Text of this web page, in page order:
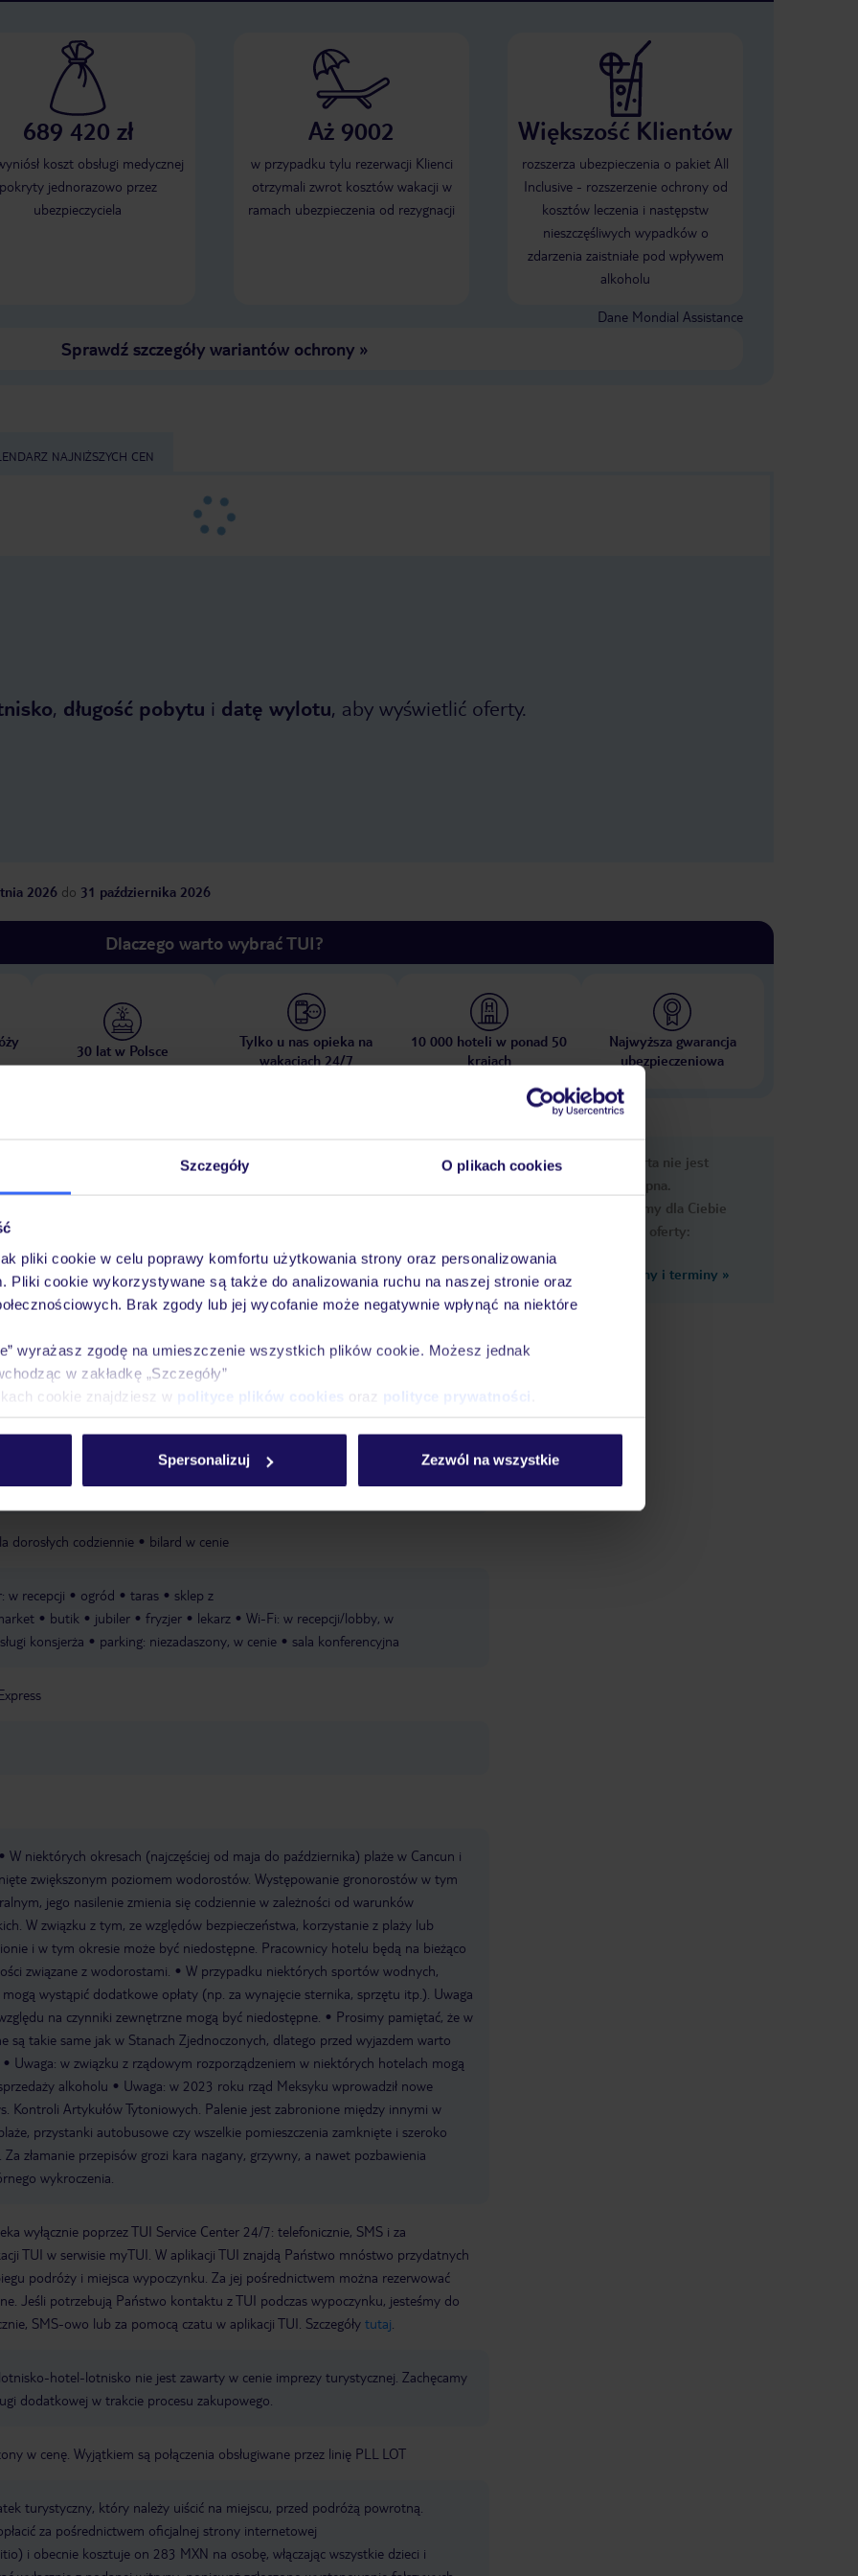
Szczegóły O plikach cookies
pliki cookie w celu poprawy komfortu użytkowania strony oraz personalizowania
Pliki cookie wykorzystywane są także do analizowania ruchu na naszej stronie oraz
Brak zgody lub jej wycofanie może negatywnie wpłynąć na niektóre
wyrażasz zgodę na umieszczenie wszystkich plików cookie. Możesz jednak
w zakładkę „Szczegóły”
cookie znajdziesz w polityce plików cookies oraz polityce prywatności
Spersonalizuj Zezwól na wszystkie
689 420 zł
koszt obsługi medycznej
pokryty jednorazowo przez
ubezpieczyciela
Aż 9002
w przypadku tylu rezerwacji Klienci
otrzymali zwrot kosztów wakacji w
ramach ubezpieczenia od rezygnacji
Większość Klientów
rozszerza ubezpieczenia o pakiet All
Inclusive - rozszerzenie ochrony od
kosztów leczenia i następstw
nieszczęśliwych wypadków o
zdarzenia zaistniałe pod wpływem
alkoholu
Dane Mondial Assistance
Sprawdź szczegóły wariantów ochrony»
NAJNIŻSZYCH CEN
, długość pobytu i datę wylotu, aby wyświetlić oferty.
2026 do 31 października 2026
Dlaczego warto wybrać TUI?
30 lat w Polsce
Tylko u nas opieka na
wakacjach 24/7
10 000 hoteli w ponad 50
krajach
Najwyższa gwarancja
ubezpieczeniowa
Wyżywienie
informacje
ze słodką wodą opieka nad dziećmi: codziennie, za opłatą
miniklub:
codziennie pokój gier i zabaw plac zabaw
ze słodką wodą
basen dla dzieci: w cenie, zewnętrzny, ze słodką
w cenie ręczniki: w cenie
łucznictwo piłka nożna piłka plażowa siatkówka plażowa tenis stołowy
zabiegi kąpielowe zabiegi pielęgnacyjno-kosmetyczne
korty
dorosłych codziennie bilard w cenie
w recepcji ogród taras
sklep z
butik jubiler fryzjer lekarz
Wi-Fi: w recepcji/lobby, w
konsjerża parking: niezadaszony, w cenie sala konferencyjna
W niektórych okresach (najczęściej od maja do października) plaże w Cancun i
zwiększonym poziomem wodorostów. Występowanie gronorostów w tym
jego nasilenie zmienia się codziennie w zależności od warunków
W związku z tym, ze względów bezpieczeństwa, korzystanie z plaży lub
i w tym okresie może być niedostępne. Pracownicy hotelu będą na bieżąco
związane z wodorostami.
W przypadku niektórych sportów wodnych,
mogą wystąpić dodatkowe opłaty (np. za wynajęcie sternika, sprzętu itp.). Uwaga
na czynniki zewnętrzne mogą być niedostępne.
Prosimy pamiętać, że w
są takie same jak w Stanach Zjednoczonych, dlatego przed wyjazdem warto
Uwaga: w związku z rządowym rozporządzeniem w niektórych hotelach mogą
alkoholu
Uwaga: w 2023 roku rząd Meksyku wprowadził nowe
Kontroli Artykułów Tytoniowych. Palenie jest zabronione między innymi w
przystanki autobusowe czy wszelkie pomieszczenia zamknięte i szeroko
złamanie przepisów grozi kara nagany, grzywny, a nawet pozbawienia
wykroczenia.
wyłącznie poprzez TUI Service Center 24/7: telefonicznie, SMS i za
TUI w serwisie myTUI. W aplikacji TUI znajdą Państwo mnóstwo przydatnych
podróży i miejsca wypoczynku. Za jej pośrednictwem można rezerwować
Jeśli potrzebują Państwo kontaktu z TUI podczas wypoczynku, jesteśmy do
SMS-owo lub za pomocą czatu w aplikacji TUI. Szczegóły tutaj
hotel-lotnisko nie jest zawarty w cenie imprezy turystycznej. Zachęcamy
dodatkowej w trakcie procesu zakupowego.
w cenę. Wyjątkiem są połączenia obsługiwane przez linię PLL LOT
turystyczny, który należy uiścić na miejscu, przed podróżą powrotną.
za pośrednictwem oficjalnej strony internetowej
i obecnie kosztuje on 283 MXN na osobę, włączając wszystkie dzieci i
Ups, ta oferta nie jest
dostępna.
Przygotowaliśmy dla Ciebie
podobne oferty:
Zobacz inne ceny i terminy »